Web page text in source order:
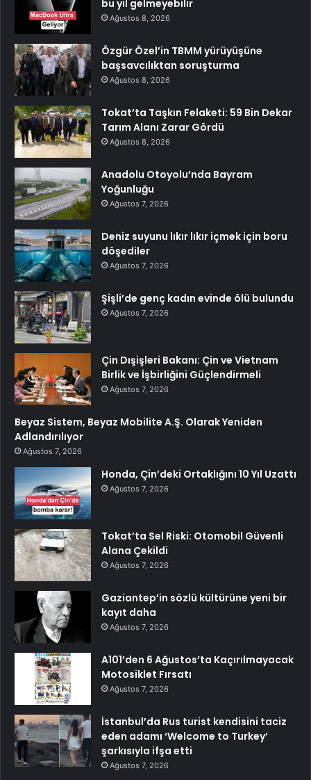
bu yıl gelmeyebilir
Ağustos 8, 2026
Özgür Özel’in TBMM yürüyüşüne
başsavcılıktan soruşturma
Ağustos 8, 2026
Tokat’ta Taşkın Felaketi: 59 Bin Dekar
Tarım Alanı Zarar Gördü
Ağustos 8, 2026
Anadolu Otoyolu’nda Bayram
Yoğunluğu
Ağustos 7, 2026
Deniz suyunu lıkır lıkır içmek için boru
döşediler
Ağustos 7, 2026
Şişli’de genç kadın evinde ölü bulundu
Ağustos 7, 2026
Çin Dışişleri Bakanı: Çin ve Vietnam
Birlik ve İşbirliğini Güçlendirmeli
Ağustos 7, 2026
Beyaz Sistem, Beyaz Mobilite A.Ş. Olarak Yeniden
Adlandırılıyor
Ağustos 7, 2026
Honda, Çin’deki Ortaklığını 10 Yıl Uzattı
Ağustos 7, 2026
Tokat’ta Sel Riski: Otomobil Güvenli
Alana Çekildi
Ağustos 7, 2026
Gaziantep’in sözlü kültürüne yeni bir
kayıt daha
Ağustos 7, 2026
A101’den 6 Ağustos’ta Kaçırılmayacak
Motosiklet Fırsatı
Ağustos 7, 2026
İstanbul’da Rus turist kendisini taciz
eden adamı ‘Welcome to Turkey’
şarkısıyla ifşa etti
Ağustos 7, 2026